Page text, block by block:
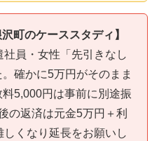
町のケーススタディ】
員・女性「先引きなし
確かに5万円がそのまま
5,000円は事前に別途振
の返済は元金5万円＋利
くなり延長をお願いし